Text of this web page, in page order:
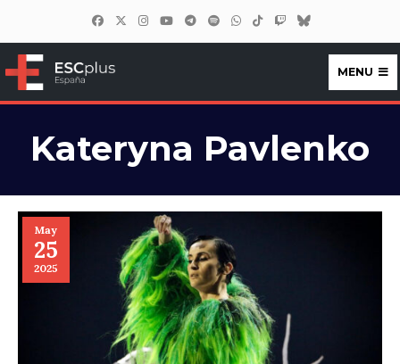
ESCplus España
MENU
Kateryna Pavlenko
May
25
2025